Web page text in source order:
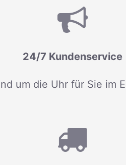
24/7 Kundenservice
um die Uhr für Sie im